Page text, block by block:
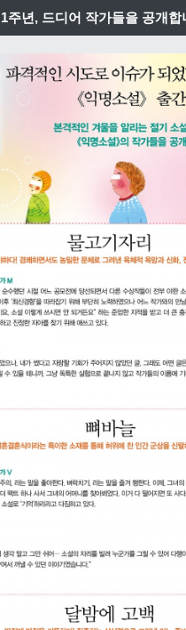
주년, 드디어 작가들을 공개